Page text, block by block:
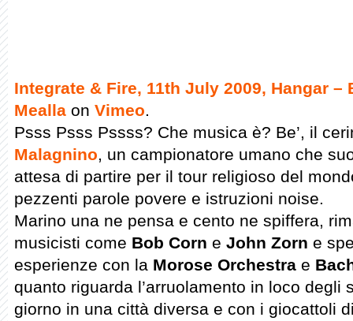
Integrate & Fire, 11th July 2009, Hangar –
Mealla on Vimeo.
Psss Psss Pssss? Che musica è? Be’, il
Malagnino, un campionatore umano che
attesa di partire per il tour religioso del
pezzenti parole povere e istruzioni noise.
Marino una ne pensa e cento ne spiffera,
musicisti come Bob Corn e John Zorn e
esperienze con la Morose Orchestra e
quanto riguarda l’arruolamento in loco degli
giorno in una città diversa e con i giocattoli